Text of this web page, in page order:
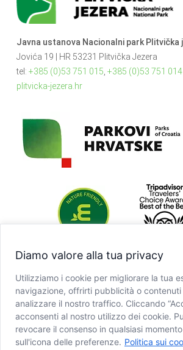
Diamo valore alla tua privacy
Utilizziamo i cookie per migliorare la tua
navigazione, offrirti pubblicità o
analizzare il nostro traffico. Cliccando
acconsenti al nostro utilizzo dei cookie.
revocare il consenso in qualsiasi
sull'icona delle preferenze. Politica sui
Javna ustanova Nacionalni park Plitvička
Jovića 19 | HR 53231 Plitvička Jezera
tel: +385 (0)53 751 015 +385 (0)53 751 014
plitvicka-jezera.hr